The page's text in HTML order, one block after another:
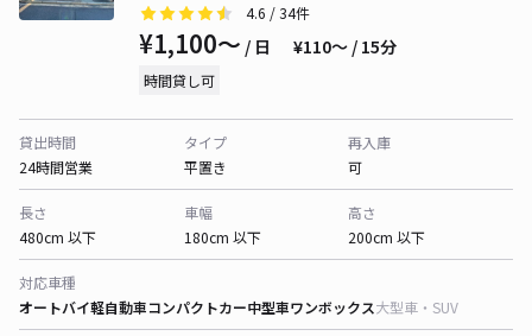
4.6 / 34件
¥1,100〜 / 日 ¥110〜 / 15分
時間貸し可
貸出時間
24時間営業
タイプ
平置き
再入庫
可
長さ
480cm 以下
車幅
180cm 以下
高さ
200cm 以下
対応車種
オートバイ軽自動車コンパクトカー中型車ワンボックス大型車・SUV